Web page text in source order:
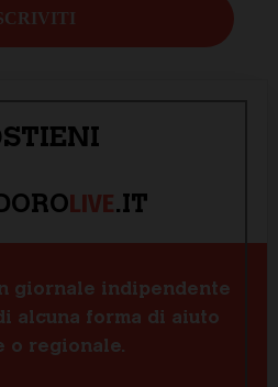
LIVE.IT
giornale indipendente
alcuna forma di aiuto
o regionale.